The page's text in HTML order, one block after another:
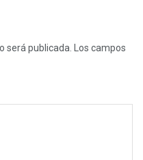
será publicada. Los campos